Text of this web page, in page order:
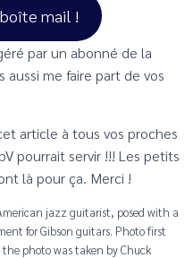
mail !
par un abonné de la
aussi me faire part de vos
article à tous vos proches
pourrait servir !!! Les petits
là pour ça. Merci !
jazz guitarist, posed with a
for Gibson guitars. Photo first
photo was taken by Chuck